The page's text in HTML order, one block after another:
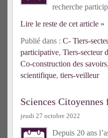
recherche
Lire le reste de cet article »
Publié dans : C- Tiers-
participative, Tiers-secteur
Co-construction des savoirs,
scientifique, tiers-veilleur
Sciences Citoyennes
jeudi 27 octobre 2022
Depuis 20 ans